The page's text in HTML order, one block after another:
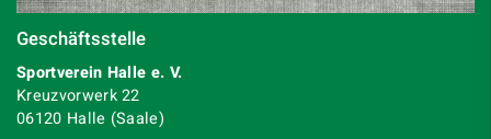
Geschäftsstelle
Sportverein Halle e. V.
Kreuzvorwerk 22
06120 Halle (Saale)